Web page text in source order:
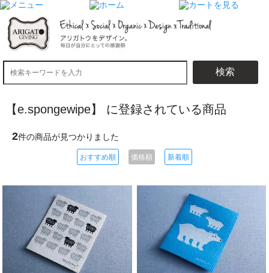
検索
【e.spongewipe】 に登録されている商品
2件の商品が見つかりました
おすすめ順 価格順 新着順